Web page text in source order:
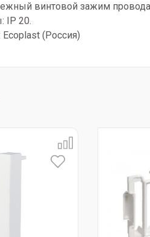
винтовой зажим
IP 20.
(Россия)